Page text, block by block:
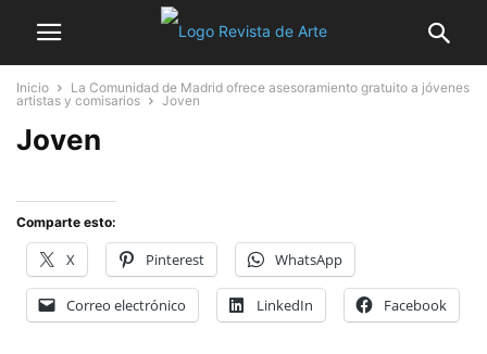
Inicio
La Comunidad de Madrid ofrece asesoramiento gratuito a jóvenes
artistas y comisarios
Joven
Joven
Comparte esto:
X Pinterest WhatsApp
Correo electrónico LinkedIn Facebook